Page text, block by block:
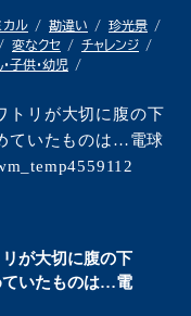
カル 勘違い
珍光景
変なクセ
チャレンジ
子供・幼児
が大切に腹の下
ていたものは…電